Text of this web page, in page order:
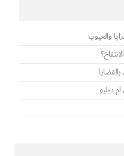
والعيوب
دبليو